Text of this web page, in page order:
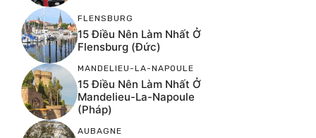
FLENSBURG
15 Điều Nên Làm Nhất Ở
Flensburg (Đức)
MANDELIEU-LA-NAPOULE
15 Điều Nên Làm Nhất Ở
Mandelieu-La-Napoule
(Pháp)
AUBAGNE